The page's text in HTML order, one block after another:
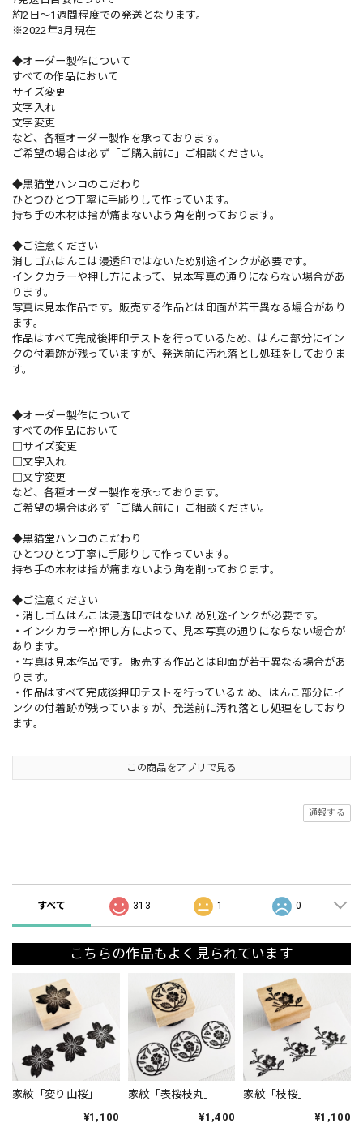
約2日〜1週間程度での発送となります。
※2022年3月現在
◆オーダー製作について
すべての作品において
サイズ変更
文字入れ
文字変更
など、各種オーダー製作を承っております。
ご希望の場合は必ず「ご購入前に」ご相談ください。
◆黒猫堂ハンコのこだわり
ひとつひとつ丁寧に手彫りして作っています。
持ち手の木材は指が痛まないよう角を削っております。
◆ご注意ください
消しゴムはんこは浸透印ではないため別途インクが必要です。
インクカラーや押し方によって、見本写真の通りにならない場合があ
ります。
写真は見本作品です。販売する作品とは印面が若干異なる場合があり
ます。
作品はすべて完成後押印テストを行っているため、はんこ部分にイン
クの付着跡が残っていますが、発送前に汚れ落とし処理をしておりま
す。
◆オーダー製作について
すべての作品において
□サイズ変更
□文字入れ
□文字変更
など、各種オーダー製作を承っております。
ご希望の場合は必ず「ご購入前に」ご相談ください。
◆黒猫堂ハンコのこだわり
ひとつひとつ丁寧に手彫りして作っています。
持ち手の木材は指が痛まないよう角を削っております。
◆ご注意ください
・消しゴムはんこは浸透印ではないため別途インクが必要です。
・インクカラーや押し方によって、見本写真の通りにならない場合が
あります。
・写真は見本作品です。販売する作品とは印面が若干異なる場合があ
ります。
・作品はすべて完成後押印テストを行っているため、はんこ部分にイ
ンクの付着跡が残っていますが、発送前に汚れ落とし処理をしており
ます。
この商品をアプリで見る
通報する
すべて 313 1 0
こちらの作品もよく見られています
家紋「変り山桜」
¥1,100
家紋「表桜枝丸」
¥1,400
家紋「枝桜」
¥1,100